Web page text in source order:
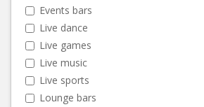
Events bars
Live dance
Live games
Live music
Live sports
Lounge bars